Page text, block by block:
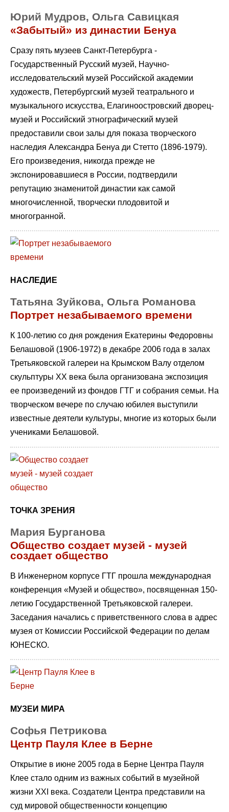
Юрий Мудров, Ольга Савицкая
«Забытый» из династии Бенуа
Сразу пять музеев Санкт-Петербурга -
Государственный Русский музей, Научно-
исследовательский музей Российской aкадемии
художеств, Петербургский музей театрального и
музыкального искусства, Елагиноостровский дворец-
музей и Российский этнографический музей
предоставили свои залы для показа творческого
наследия Александра Бенуа ди Стетто (1896-1979).
Его произведения, никогда прежде не
экспонировавшиеся в России, подтвердили
репутацию знаменитой династии как самой
многочисленной, творчески плодовитой и
многогранной.
НАСЛЕДИЕ
Татьяна Зуйкова, Ольга Романова
Портрет незабываемого времени
К 100-летию со дня рождения Екатерины Федоровны
Белашовой (1906-1972) в декабре 2006 года в залах
Третьяковской галереи на Крымском Валу отделом
скульптуры ХХ века была организована экспозиция
ее произведений из фондов ГТГ и собрания семьи. На
творческом вечере по случаю юбилея выступили
известные деятели культуры, многие из которых были
учениками Белашовой.
ТОЧКА ЗРЕНИЯ
Мария Бурганова
Общество создает музей - музей
создает общество
В Инженерном корпусе ГТГ прошла международная
конференция «Музей и общество», посвященная 150-
летию Государственной Третьяковской галереи.
Заседания начались с приветственного слова в адрес
музея от Комиссии Российской Федерации по делам
ЮНЕСКО.
МУЗЕИ МИРА
Софья Петрикова
Центр Пауля Клее в Берне
Открытие в июне 2005 года в Берне Центра Пауля
Клее стало одним из важных событий в музейной
жизни ХХI века. Создатели Центра представили на
суд мировой общественности концепцию